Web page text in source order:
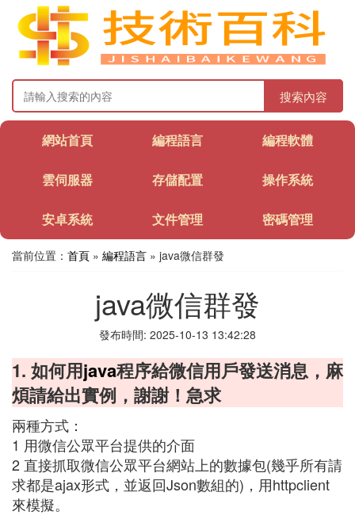
搜索內容
網站首頁 編程語言 編程軟體
雲伺服器 存儲配置 操作系統
安卓系統 文件管理 密碼管理
當前位置： 首頁 » 編程語言 » java微信群發
java微信群發
發布時間: 2025-10-13 13:42:28
1. 如何用java程序給微信用戶發送消息，麻
煩請給出實例，謝謝！急求
兩種方式：
1 用微信公眾平台提供的介面
2 直接抓取微信公眾平台網站上的數據包(幾乎所有請
求都是ajax形式，並返回Json數組的)，用httpclient
來模擬。